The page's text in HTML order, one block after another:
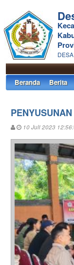
Beranda Berita
10 Juli 2023